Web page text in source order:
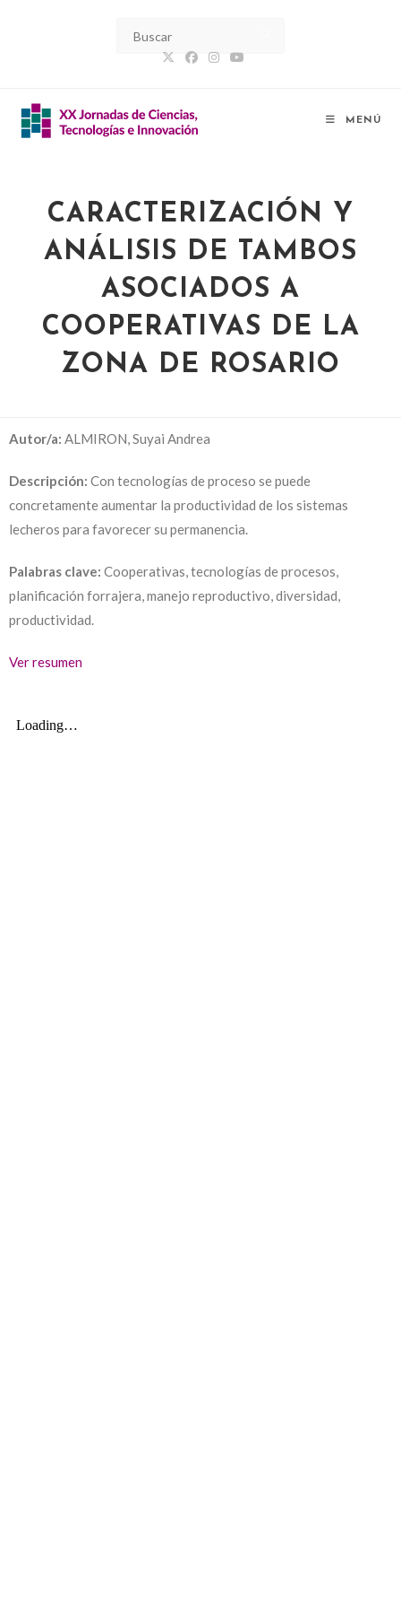
MENÚ
CARACTERIZACIÓN Y
ANÁLISIS DE TAMBOS
ASOCIADOS A
COOPERATIVAS DE LA
ZONA DE ROSARIO
Autor/a: ALMIRON, Suyai Andrea
Descripción: Con tecnologías de proceso se puede
concretamente aumentar la productividad de los sistemas
lecheros para favorecer su permanencia.
Palabras clave: Cooperativas, tecnologías de procesos,
planificación forrajera, manejo reproductivo, diversidad,
productividad.
Ver resumen